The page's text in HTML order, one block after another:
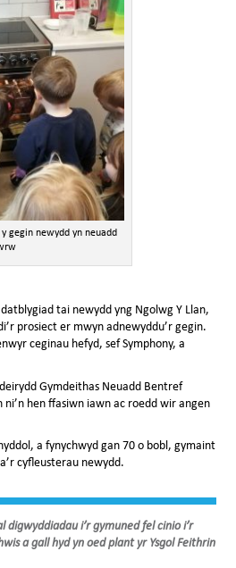
gegin newydd yn neuadd
tai newydd yng Ngolwg Y Llan,
prosiect er mwyn adnewyddu’r gegin.
ceginau hefyd, sef Symphony, a
Gymdeithas Neuadd Bentref
ni’n hen ffasiwn iawn ac roedd wir angen
a fynychwyd gan 70 o bobl, gymaint
cyfleusterau newydd.
digwyddiadau i’r gymuned fel cinio i’r
a gall hyd yn oed plant yr Ysgol Feithrin